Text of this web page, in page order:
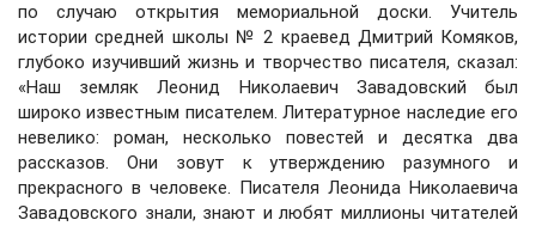
по случаю открытия мемориальной доски. Учитель
истории средней школы № 2 краевед Дмитрий Комяков,
глубоко изучивший жизнь и творчество писателя, сказал:
«Наш земляк Леонид Николаевич Завадовский был
широко известным писателем. Литературное наследие его
невелико: роман, несколько повестей и десятка два
рассказов. Они зовут к утверждению разумного и
прекрасного в человеке. Писателя Леонида Николаевича
Завадовского знали, знают и любят миллионы читателей